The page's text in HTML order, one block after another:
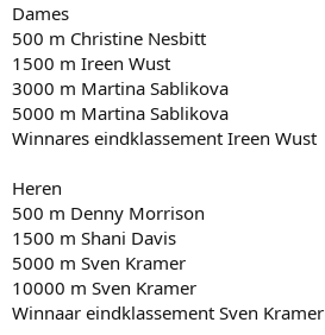
Dames
500 m Christine Nesbitt
1500 m Ireen Wust
3000 m Martina Sablikova
5000 m Martina Sablikova
Winnares eindklassement Ireen Wust
Heren
500 m Denny Morrison
1500 m Shani Davis
5000 m Sven Kramer
10000 m Sven Kramer
Winnaar eindklassement Sven Kramer